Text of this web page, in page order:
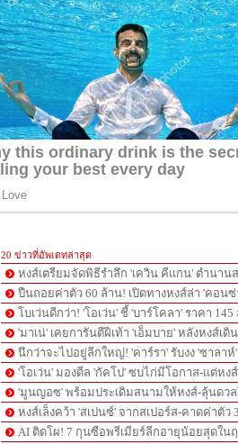
20 ข่าวที่อัพเดทล่าสุด
หงส์เตรียมจัดพิธีรำลึก 'เควิน คีแกน' ตำนาน
ปืนถอยค่าตัว 60 ล้าน! เปิดทางหงส์ล่า 'คอนซ่
โบเว่นดีกว่า! 'โอเว่น' ชี้ 'บาร์โคลา' ราคา
'มาเน่' เคยการันตีฝีเท้า 'เอ็มบาย' หลังหงส์เดิ
นึกว่าจะไปอยู่ลีกใหญ่! 'คาร์รา' รับงง 'ซาลา
'โอเว่น' มองดีล 'กัคโป' ซบไก่มีโอกาส-แต่ห
'มูนญอซ' พร้อมประเดิมสนามให้หงส์-ลุ้นดว
หงส์เล็งคว้า 'สเปนซ์' จากสเปอร์ส-คาดค่าตัว
AI ติดโผ! 7 กุนซือพรีเมียร์ลีกอายุน้อยสุดใน